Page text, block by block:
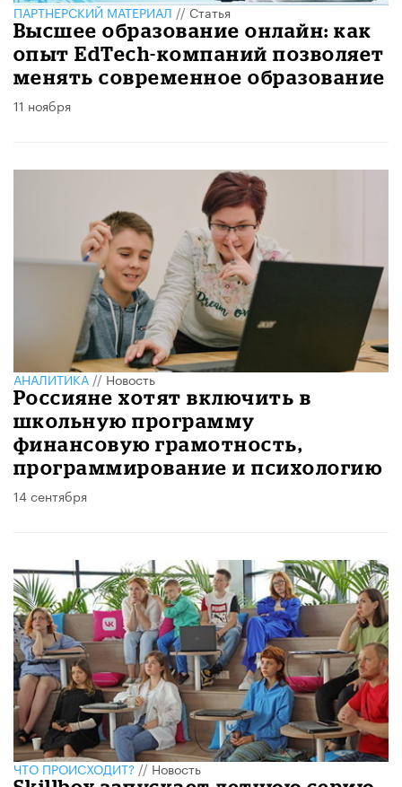
ПАРТНЕРСКИЙ МАТЕРИАЛ//Статья
Высшее образование онлайн: как
опыт EdTech-компаний позволяет
менять современное образование
11 ноября
АНАЛИТИКА//Новость
Россияне хотят включить в
школьную программу
финансовую грамотность,
программирование и психологию
14 сентября
ЧТО ПРОИСХОДИТ?//Новость